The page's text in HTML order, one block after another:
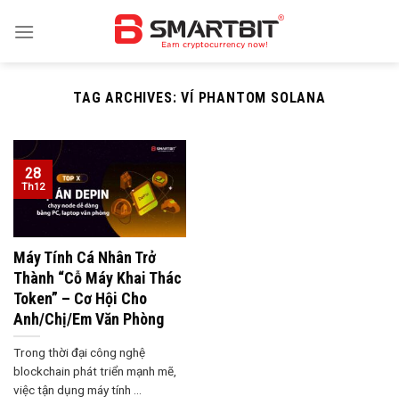
TAG ARCHIVES:VÍ PHANTOM SOLANA
Máy Tính Cá Nhân Trở
Thành “Cỗ Máy Khai Thác
Token” – Cơ Hội Cho
Anh/Chị/Em Văn Phòng
Trong thời đại công nghệ
blockchain phát triển mạnh mẽ,
việc tận dụng máy tính ...
28
Th12